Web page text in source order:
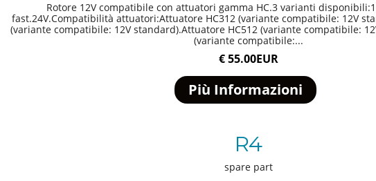
Rotore 12V compatibile con attuatori gamma HC.3 varianti
fast.24V.Compatibilità attuatori:Attuatore HC312 (variante compatibile: 12V
(variante compatibile: 12V standard).Attuatore HC512 (variante compatibile:
(variante compatibile:...
€ 55.00EUR
Più Informazioni
R4
spare part